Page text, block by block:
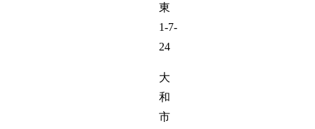
東
1-7-
24
大
和
市